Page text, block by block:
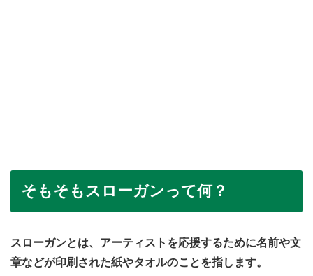
そもそもスローガンって何？
スローガンとは、アーティストを応援するために名前や文
章などが印刷された紙やタオルのことを指します。